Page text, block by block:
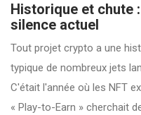
Historique et chute
silence actuel
Tout projet crypto a une
typique de nombreux jets
C'était l'année où les NFT
« Play-to-Earn » cherchait